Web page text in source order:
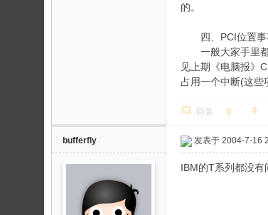
的。
四、PCI位置事
一般大家手里都
见上期《电脑报》
占用一个中断(这些
回复
bufferfly 发表于 2004-7-16
IBM的T系列都没有